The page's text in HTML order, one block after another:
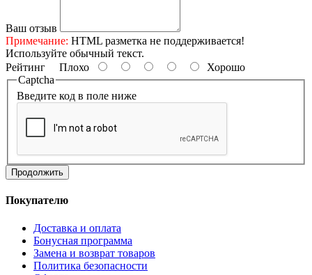
Ваш отзыв
Примечание: HTML разметка не поддерживается!
Используйте обычный текст.
Рейтинг Плохо
Хорошо
Captcha
Введите код в поле ниже
Продолжить
Покупателю
Доставка и оплата
Бонусная программа
Замена и возврат товаров
Политика безопасности